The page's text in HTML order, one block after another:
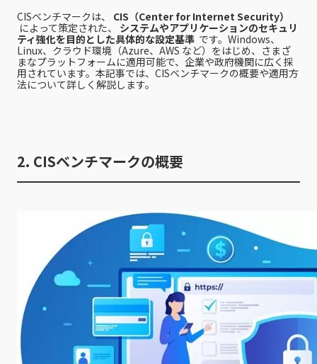
CISベンチマークは、
CIS（Center for Internet Security）
によって策定された、
システムやアプリケーションのセキュリ
ティ強化を目的とした具体的な設定基準 です。Windows、
Linux、クラウド環境（Azure、AWS など）をはじめ、さまざ
まなプラットフォームに適用可能で、企業や政府機関に広く採
用されています。本記事では、CISベンチマークの概要や適用方
法について詳しく解説します。
2. CISベンチマークの概要